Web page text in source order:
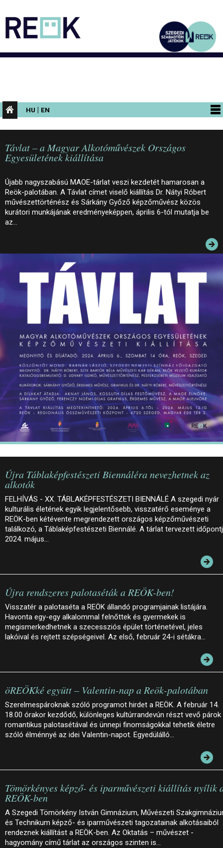
HU | EN
PROGRAMOK
KIÁLLÍTÁSOK
INFORMÁCIÓK
KONFERENCIA
PALOTASÉTÁK ÉS VEZETÉSEK
KÖZÉRDEKŰ ADATOK
Távlat – a Magyar Alkotóművészek Országos
Egyesületének kiállítása
Újabb nagyszabású MAOE-tárlat veszi kezdetét hamarosan a
Reök-palotában. A Távlat címet viselő kiállítás Dr. Nátyi Róbert
művészettörténész és Sárkány Győző képzőművész közös
kurátori munkájának eredményeképpen, április 6-tól mutatja be
az…
Újra Táblaképfestészeti Biennáléra nevezhetnek az
alkotók
FELHÍVÁS - XX. TÁBLAKÉPFESTÉSZETI BIENNÁLÉ A szegedi nyár
kulturális életének egyik legjelentősebb, visszatérő eseménye a
REÖK-ben kétévente megrendezett országos képzőművészeti
találkozó, a Táblaképfestészeti Biennálé. A tárlat tervezett
2024. május…
Újra rendszeres palotaséták a REÖK-ben!
Visszatér a palotaséta a REÖK állandó programjainak listájára.
Havonta egy-egy alkalommal felnőttek és gyermekek is
megismerkedhetnek a szecessziós épület történetével, jeles
lakóival és rejtett szépségeivel. Az első, február 24-i sétákra…
öREÖKké együtt – Valentin-nap a Reök-palotában
Szerelmespároknak szóló programot hirdet a REÖK. A február 14.
18.00 órakor kezdődő, különleges kultúrrandevún részt vevő párok
romantikus palotasétával és ünnepi finomságokkal tehetik életre
szóló élménnyé az idei Valentin-napot. Egyedülálló…
Tömörkényes képző- és iparművészeti kiállítás nyílik
REÖK-ben
A Szegedi Tömörkény István Gimnázium, Művészeti
és Technikum képző- és iparművészeti tagozatainak alkotásaiból
rendeznek kiállítást a REÖK-ben. Az Oktatás – művészet -
hagyomány című tárlat az országos szinten is…